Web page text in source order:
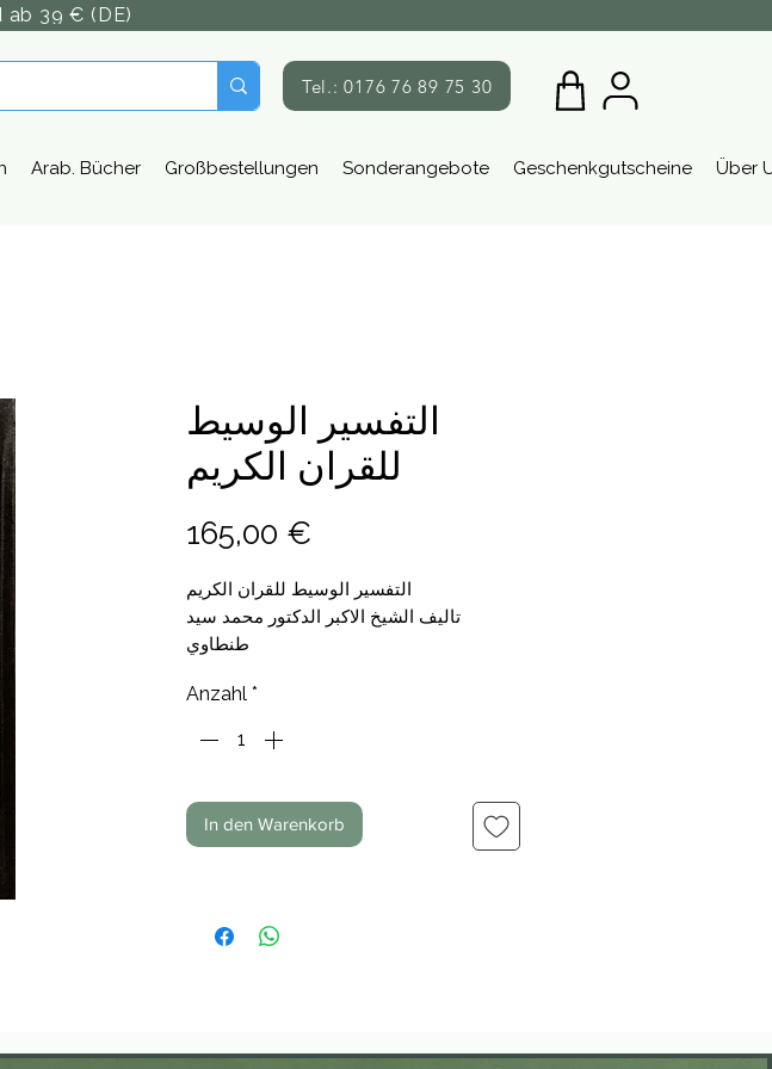
ab 39 € (DE)
Tel.: 0176 76 89 75 30
Arab. Bücher Großbestellungen Sonderangebote Geschenkgutscheine Über
التفسير الوسيط
للقران الكريم
165,00 €
التفسير الوسيط للقران الكريم
تاليف الشيخ الاكبر الدكتور محمد سيد
طنطاوي
Anzahl *
In den Warenkorb